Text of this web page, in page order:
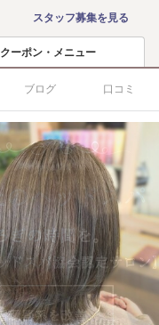
スタッフ募集を見る
クーポン・メニュー
ブログ 口コミ